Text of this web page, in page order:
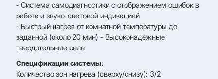
- Система самодиагностики с отображением ошибок в
работе и звуко-световой индикацией
- Быстрый нагрев от комнатной температуры до
заданной (около 20 мин) - Высоконадежные
твердотельные реле
Спецификации системы:
Количество зон нагрева (сверху/снизу): 3/2